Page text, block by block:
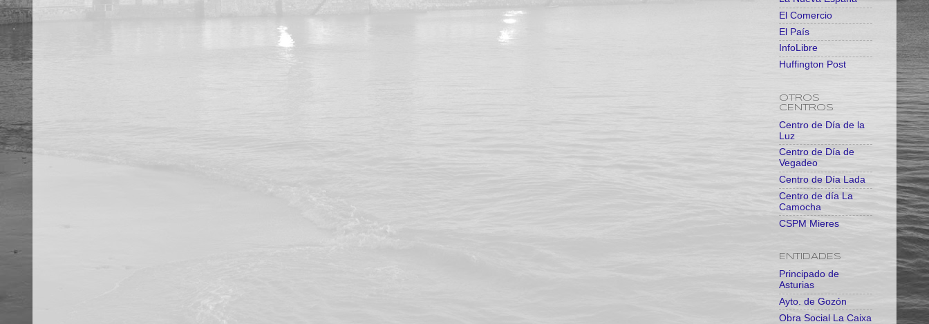
El Comercio
El País
InfoLibre
Huffington Post
OTROS
CENTROS
Centro de Día de la
Luz
Centro de Día de
Vegadeo
Centro de Día Lada
Centro de día La
Camocha
CSPM Mieres
ENTIDADES
Principado de
Asturias
Ayto. de Gozón
Obra Social La Caixa